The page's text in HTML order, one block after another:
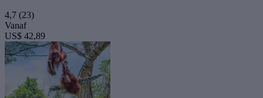
4,7 (23)
Vanaf
US$ 42,89